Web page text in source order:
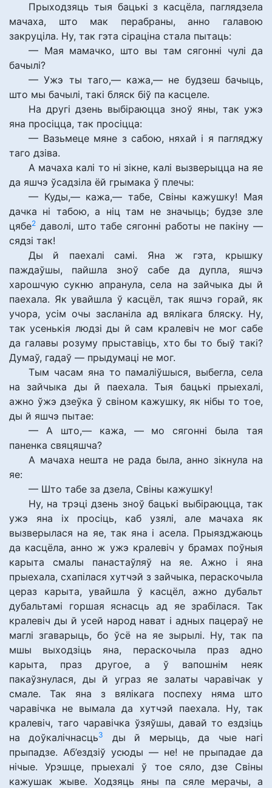
Прыходзяць тыя бацькі з касцёла, паглядзела
мачаха, што мак перабраны, анно галавою
закруціла. Ну, так гэта сіраціна стала пытаць:
— Мая мамачко, што вы там сягонні чулі да
бачылі?
— Ужэ ты таго,— кажа,— не будзеш бачыць,
што мы бачылі, такі бляск біў па касцеле.
На другі дзень выбіраюцца зноў яны, так ужэ
яна просіцца, так просіцца:
— Вазьмеце мяне з сабою, няхай і я пагляджу
таго дзіва.
А мачаха калі то ні зікне, калі вызверыцца на яе
да яшчэ ўсадзіла ёй грымака ў плечы:
— Куды,— кажа,— табе, Свіны кажушку! Мая
дачка ні табою, а ніц там не значыць; будзе зле
цябе2 даволі, што табе сягонні работы не пакіну —
сядзі так!
Ды й паехалі самі. Яна ж гэта, крышку
паждаўшы, пайшла зноў сабе да дупла, яшчэ
харошчую сукню апранула, села на зайчыка ды й
паехала. Як увайшла ў касцёл, так яшчэ горай, як
учора, усім очы засланіла ад вялікага бляску. Ну,
так усенькія людзі ды й сам кралевіч не мог сабе
да галавы розуму прыставіць, хто бы то быў такі?
Думаў, гадаў — прыдумаці не мог.
Тым часам яна то памаліўшыся, выбегла, села
на зайчыка ды й паехала. Тыя бацькі прыехалі,
ажно ўжэ дзеўка ў свіном кажушку, як нібы то тое,
ды й яшчэ пытае:
— А што,— кажа, — мо сягонні была тая
паненка свяцяшча?
А мачаха нешта не рада была, анно зікнула на
яе:
— Што табе за дзела, Свіны кажушку!
Ну, на трэці дзень зноў бацькі выбіраюцца, так
ужэ яна іх просіць, каб узялі, але мачаха як
вызверылася на яе, так яна і асела. Прыязджаюць
да касцёла, анно ж ужэ кралевіч у брамах поўныя
карыта смалы панастаўляў на яе. Ажно і яна
прыехала, схапілася хутчэй з зайчыка, пераскочыла
цераз карыта, увайшла ў касцёл, ажно дубальт
дубальтамі горшая яснасць ад яе зрабілася. Так
кралевіч ды й усей народ нават і адных пацераў не
маглі згаварыць, бо ўсё на яе зырылі. Ну, так па
мшы выходзіць яна, пераскочыла праз адно
карыта, праз другое, а ў вапошнім неяк
пакаўзнулася, ды й уграз яе залаты чаравічак у
смале. Так яна з вялікага поспеху няма што
чаравічка не вымала да хутчэй паехала. Ну, так
кралевіч, таго чаравічка ўзяўшы, давай то ездзіць
на доўкалічнасць3
ды й мерыць, да чые нагі
прыпадзе. Аб’ездзіў усюды — не! не прыпадае да
нічые. Урэшце, прыехалі ў тое сяло, дзе Свіны
кажушак жыве. Ходзяць яны па сяле мерачы, а